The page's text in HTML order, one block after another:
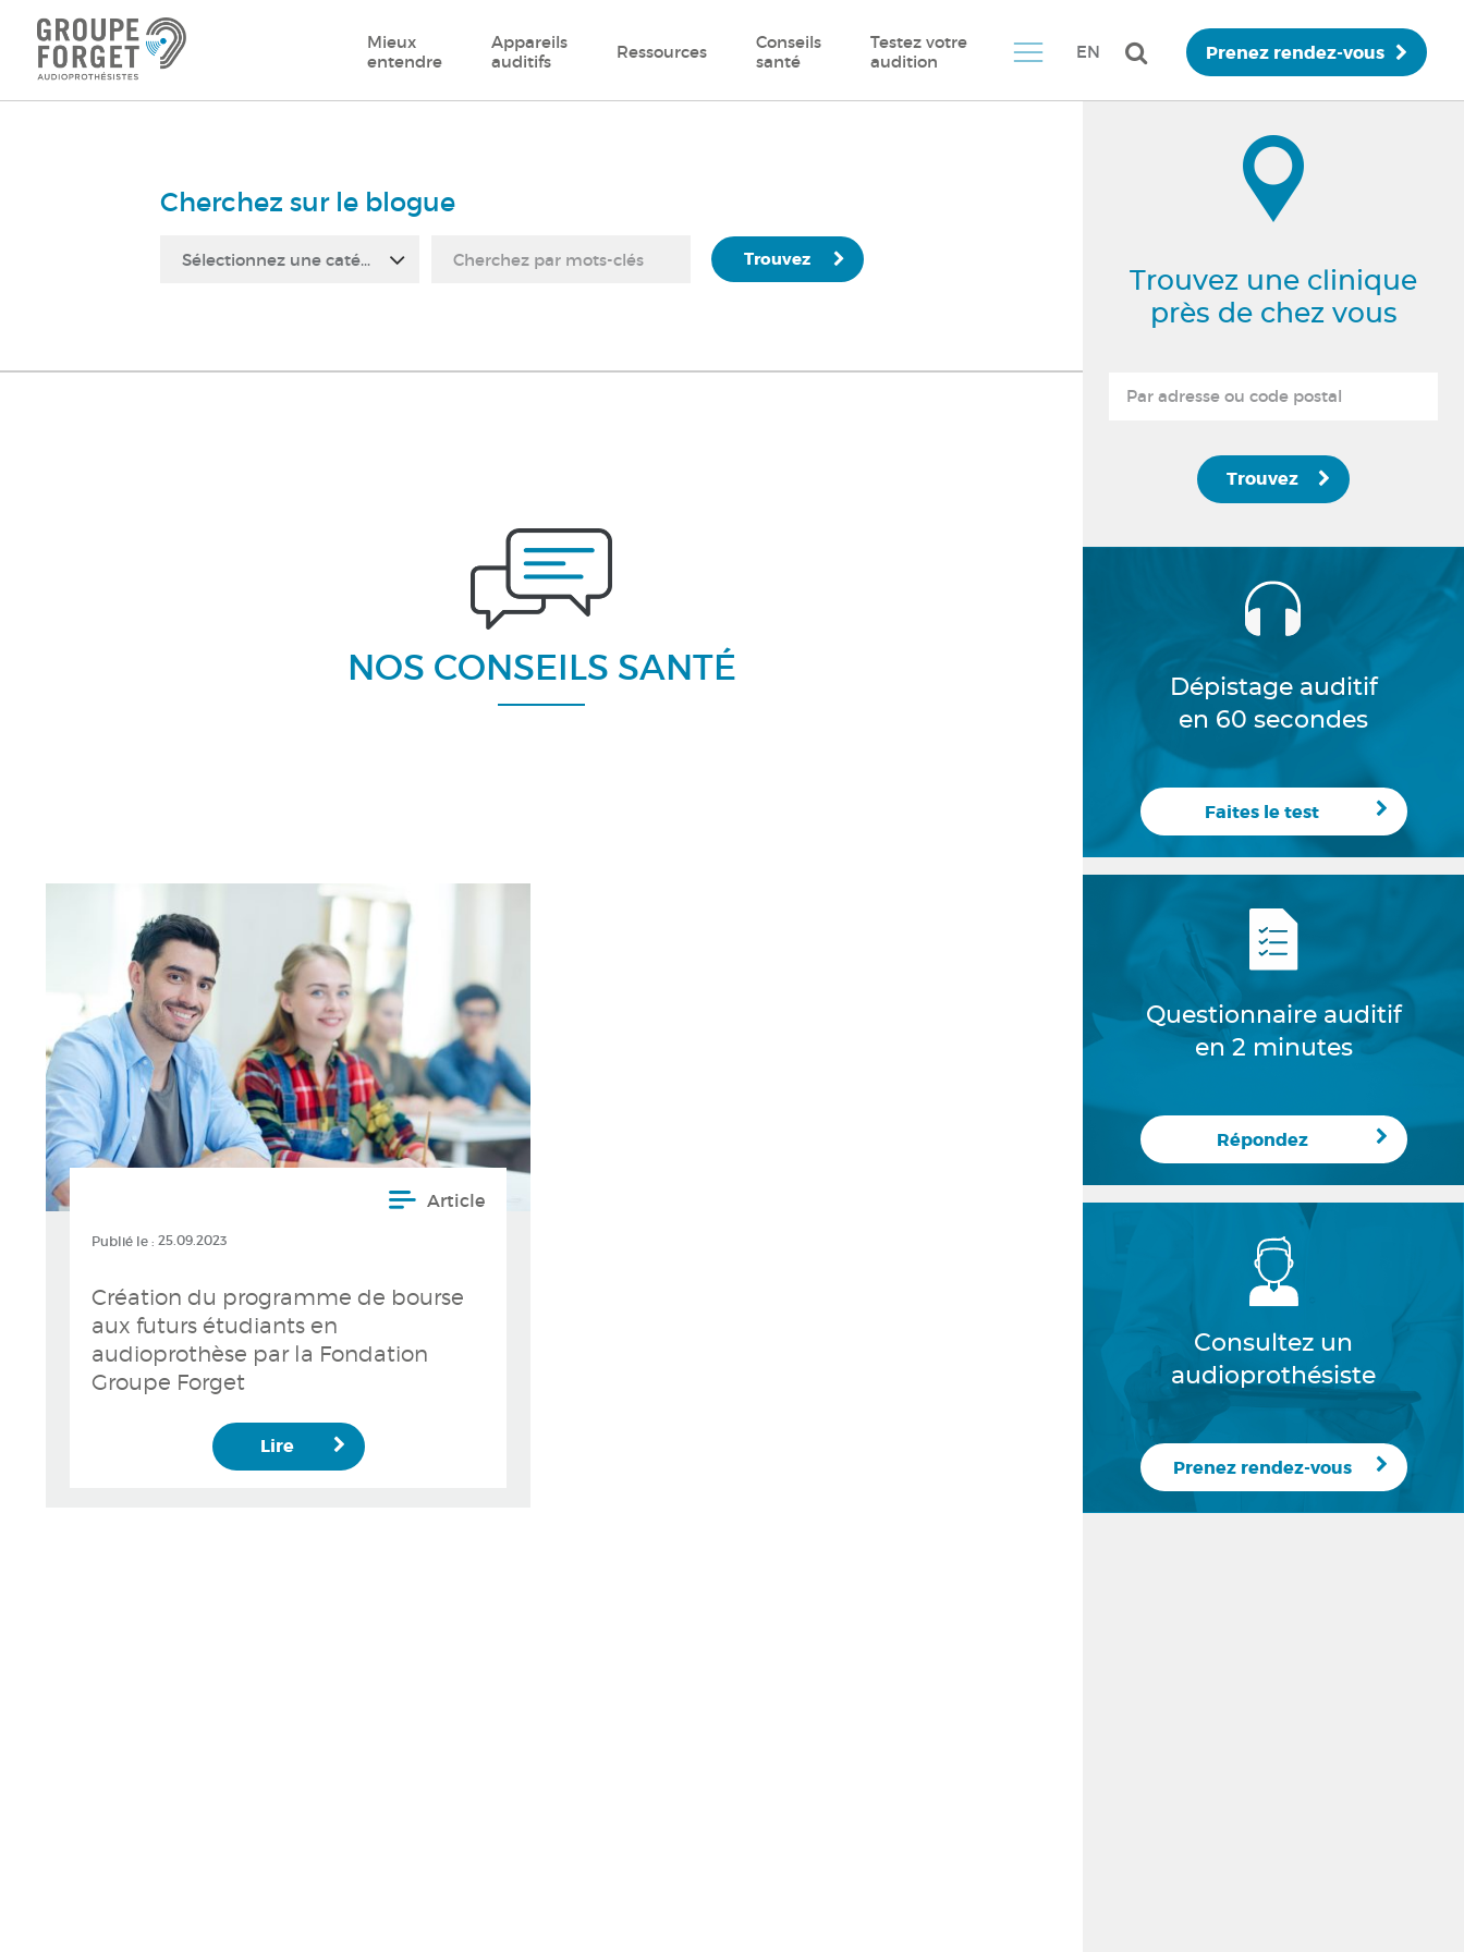
Mieux
entendre
Appareils
auditifs
Ressources
Conseils
santé
Testez votre
audition
EN Prenez rendez-vous
Cherchez sur le blogue
Sélectionnez une catégorie Trouvez
NOS CONSEILS SANTÉ
Article
Publié le :25.09.2023
Création du programme de bourse
aux futurs étudiants en
audioprothèse par la Fondation
Groupe Forget
Lire
Trouvez une clinique
près de chez vous
Trouvez
Dépistage auditif
en 60 secondes
Faites le test
Questionnaire auditif
en 2 minutes
Répondez
Consultez un
audioprothésiste
Prenez rendez-vous